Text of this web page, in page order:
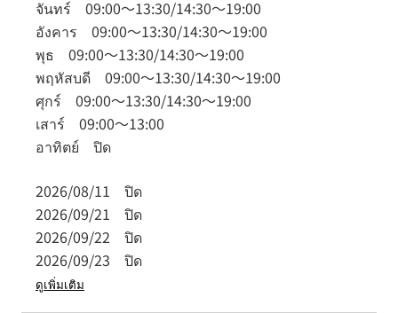
จันทร์ 09:00～13:30/14:30～19:00
อังคาร 09:00～13:30/14:30～19:00
พุธ 09:00～13:30/14:30～19:00
พฤหัสบดี 09:00～13:30/14:30～19:00
ศุกร์ 09:00～13:30/14:30～19:00
เสาร์ 09:00～13:00
อาทิตย์ ปิด
2026/08/11 ปิด
2026/09/21 ปิด
2026/09/22 ปิด
2026/09/23 ปิด
ดูเพิ่มเติม